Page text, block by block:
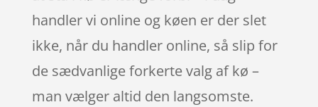
handler vi online og køen er der slet
ikke, når du handler online, så slip for
de sædvanlige forkerte valg af kø –
man vælger altid den langsomste.